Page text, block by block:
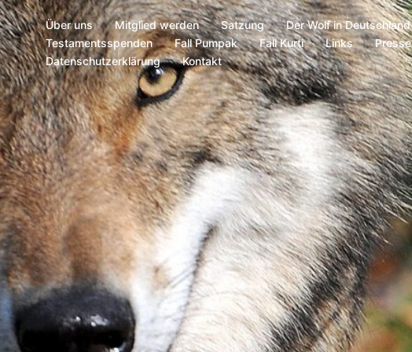
Über uns Mitglied werden Satzung Der Wolf in Deutschland
Testamentsspenden
Fall Pumpak Fall Kurti Links Presse
Datenschutzerklärung
Kontakt